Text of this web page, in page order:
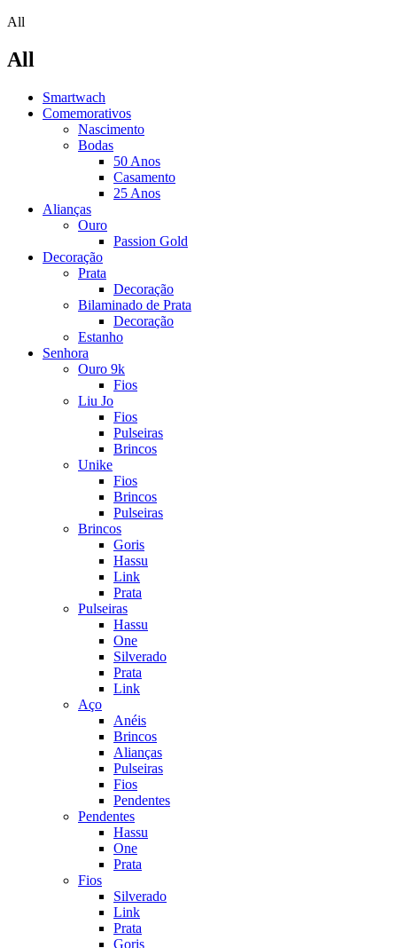
All
All
Smartwach
Comemorativos
Nascimento
Bodas
50 Anos
Casamento
25 Anos
Alianças
Ouro
Passion Gold
Decoração
Prata
Decoração
Bilaminado de Prata
Decoração
Estanho
Senhora
Ouro 9k
Fios
Liu Jo
Fios
Pulseiras
Brincos
Unike
Fios
Brincos
Pulseiras
Brincos
Goris
Hassu
Link
Prata
Pulseiras
Hassu
One
Silverado
Prata
Link
Aço
Anéis
Brincos
Alianças
Pulseiras
Fios
Pendentes
Pendentes
Hassu
One
Prata
Fios
Silverado
Link
Prata
Goris